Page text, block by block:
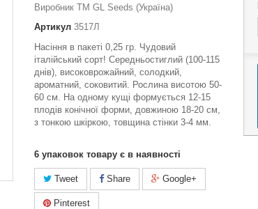
Виробник ТМ GL Seeds (Україна)
Артикул 3517Л
Насіння в пакеті 0,25 гр. Чудовий
італійський сорт! Середньостиглий (100-115
днів), високоврожайний, солодкий,
ароматний, соковитий. Рослина висотою 50-
60 см. На одному кущі формується 12-15
плодів конічної форми, довжиною 18-20 см,
з тонкою шкіркою, товщина стінки 3-4 мм.
6 упаковок товару є в наявності
Tweet Share Google+
Pinterest